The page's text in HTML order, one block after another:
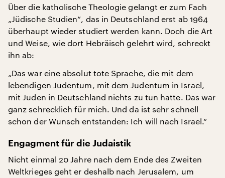
Über die katholische Theologie gelangt er zum Fach
„Jüdische Studien“, das in Deutschland erst ab 1964
überhaupt wieder studiert werden kann. Doch die Art
und Weise, wie dort Hebräisch gelehrt wird, schreckt
ihn ab:
„Das war eine absolut tote Sprache, die mit dem
lebendigen Judentum, mit dem Judentum in Israel,
mit Juden in Deutschland nichts zu tun hatte. Das war
ganz schrecklich für mich. Und da ist sehr schnell
schon der Wunsch entstanden: Ich will nach Israel.“
Engagment für die Judaistik
Nicht einmal 20 Jahre nach dem Ende des Zweiten
Weltkrieges geht er deshalb nach Jerusalem, um